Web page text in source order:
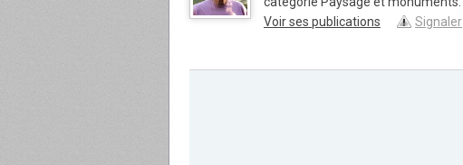
Voir ses publications
Signaler